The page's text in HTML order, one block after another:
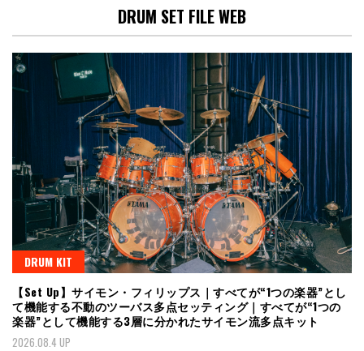
DRUM SET FILE WEB
DRUM KIT
【Set Up】サイモン・フィリップス｜すべてが“1つの楽器”とし
て機能する不動のツーバス多点セッティング｜すべてが“1つの
楽器”として機能する3層に分かれたサイモン流多点キット
2026.08.4 UP